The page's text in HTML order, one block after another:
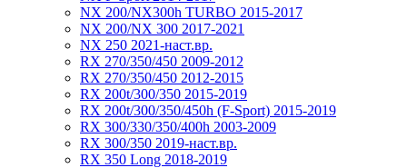
NX 200/NX300h TURBO 2015-2017
NX 200/NX 300 2017-2021
NX 250 2021-наст.вр.
RX 270/350/450 2009-2012
RX 270/350/450 2012-2015
RX 200t/300/350 2015-2019
RX 200t/300/350/450h (F-Sport) 2015-2019
RX 300/330/350/400h 2003-2009
RX 300/350 2019-наст.вр.
RX 350 Long 2018-2019